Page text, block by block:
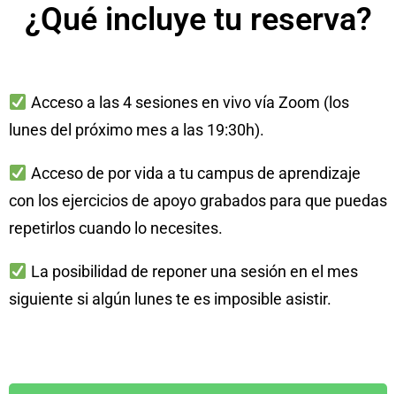
¿Qué incluye tu reserva?
Acceso a las 4 sesiones en vivo vía Zoom (los
lunes del próximo mes a las 19:30h).
Acceso de por vida a tu campus de aprendizaje
con los ejercicios de apoyo grabados para que puedas
repetirlos cuando lo necesites.
La posibilidad de reponer una sesión en el mes
siguiente si algún lunes te es imposible asistir.